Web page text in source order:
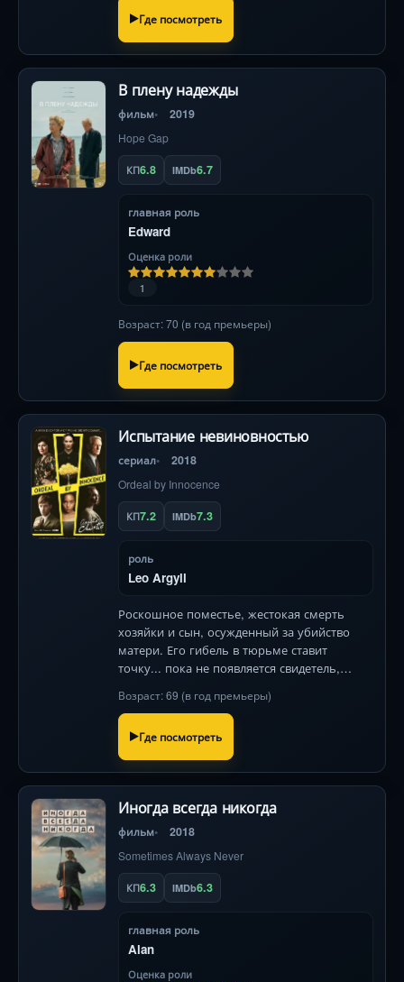
Где посмотреть
В плену надежды
фильм 2019
Hope Gap
КП6.8 IMDb6.7
главная роль
Edward
Оценка роли
1
Возраст: 70 (в год премьеры)
Где посмотреть
Испытание невиновностью
сериал 2018
Ordeal by Innocence
КП7.2 IMDb7.3
роль
Leo Argyll
Роскошное поместье, жестокая смерть
хозяйки и сын, осужденный за убийство
матери. Его гибель в тюрьме ставит
точку... пока не появляется свидетель,
всколыхнуть старые тайны семьи .
Возраст: 69 (в год премьеры)
Где посмотреть
Иногда всегда никогда
фильм 2018
Sometimes Always Never
КП6.3 IMDb6.3
главная роль
Alan
Оценка роли